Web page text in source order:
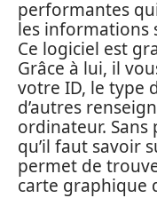
performantes
les informations
Ce logiciel est
Grâce à lui, il
votre ID, le type
d’autres
ordinateur. Sans
qu’il faut savoir
permet de
carte graphique